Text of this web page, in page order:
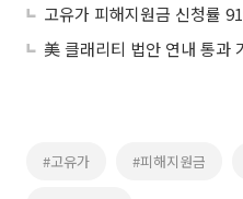
고유가 피해지원금 신청률
#고유가 #피해지원금